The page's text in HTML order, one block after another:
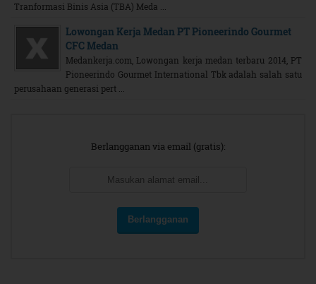
Tranformasi Binis Asia (TBA) Meda ...
Lowongan Kerja Medan PT Pioneerindo Gourmet
CFC Medan
Medankerja.com, Lowongan kerja medan terbaru 2014, PT
Pioneerindo Gourmet International Tbk adalah salah satu
perusahaan generasi pert ...
Berlangganan via email (gratis):